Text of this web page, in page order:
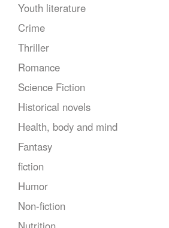
Youth literature
Crime
Thriller
Romance
Science Fiction
Historical novels
Health, body and mind
Fantasy
fiction
Humor
Non-fiction